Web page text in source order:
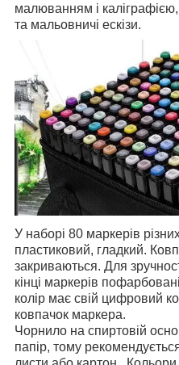
малюванням і
та мальовничі ескізи.
У наборі 80 маркерів
пластиковий, гладкий.
закриваються. Для
кінці маркерів
колір має свій цифровий
ковпачок маркера.
Чорнило на спиртовій
папір, тому